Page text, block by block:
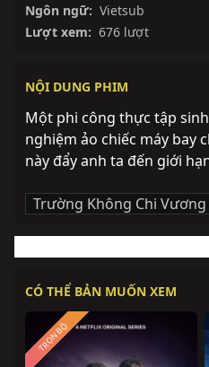
Ngôn ngữ: Vietsub
Lượt xem: 676 lượt
NỘI DUNG PHIM
Một phi công thực tập
nghiệm ảo chiếc máy bay
này đẩy anh ta đến giới
Trường Không Chi Vương
CÓ THỂ BẢN MUỐN XEM
TRỌN BỘ